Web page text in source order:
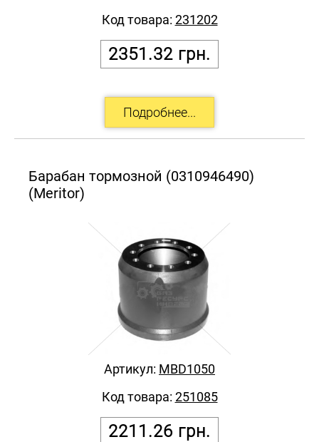
2351.32 грн.
Код товара: 231202
Барабан тормозной (0310946490)
(Meritor)
2211.26 грн.
Артикул: MBD1050
Код товара: 251085